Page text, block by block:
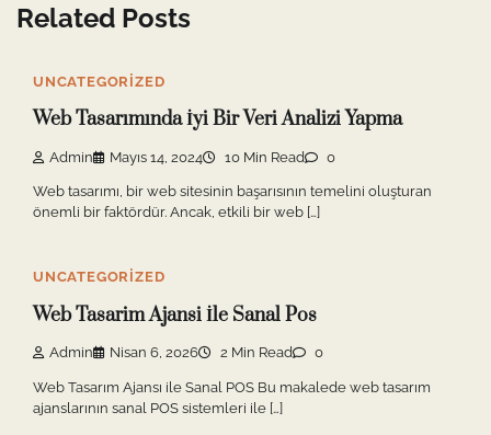
Related Posts
UNCATEGORIZED
Web Tasarımında İyi Bir Veri Analizi Yapma
Admin Mayıs 14, 2024 10 Min Read 0
Web tasarımı, bir web sitesinin başarısının temelini oluşturan
önemli bir faktördür. Ancak, etkili bir web […]
UNCATEGORIZED
Web Tasarim Ajansi İle Sanal Pos
Admin Nisan 6, 2026 2 Min Read 0
Web Tasarım Ajansı ile Sanal POS Bu makalede web tasarım
ajanslarının sanal POS sistemleri ile […]